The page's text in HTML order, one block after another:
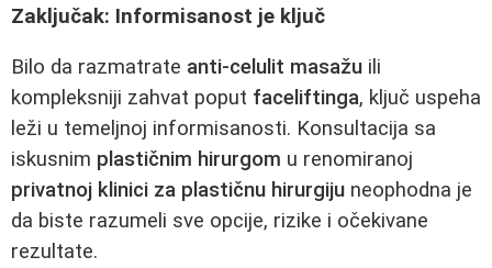
Zaključak: Informisanost je ključ
Bilo da razmatrate anti-celulit masažu ili
kompleksniji zahvat poput faceliftinga, ključ uspeha
leži u temeljnoj informisanosti. Konsultacija sa
iskusnim plastičnim hirurgom u renomiranoj
privatnoj klinici za plastičnu hirurgiju neophodna je
da biste razumeli sve opcije, rizike i očekivane
rezultate.